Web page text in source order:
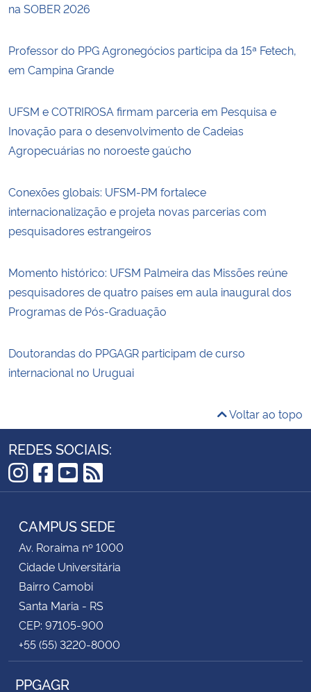
na SOBER 2026
Professor do PPG Agronegócios participa da 15ª Fetech,
em Campina Grande
UFSM e COTRIROSA firmam parceria em Pesquisa e
Inovação para o desenvolvimento de Cadeias
Agropecuárias no noroeste gaúcho
Conexões globais: UFSM-PM fortalece
internacionalização e projeta novas parcerias com
pesquisadores estrangeiros
Momento histórico: UFSM Palmeira das Missões reúne
pesquisadores de quatro países em aula inaugural dos
Programas de Pós-Graduação
Doutorandas do PPGAGR participam de curso
internacional no Uruguai
Voltar ao topo
REDES SOCIAIS:
Instagram
Facebook
YouTube
RSS
CAMPUS SEDE
Av. Roraima nº 1000
Cidade Universitária
Bairro Camobi
Santa Maria - RS
CEP: 97105-900
+55 (55) 3220-8000
PPGAGR